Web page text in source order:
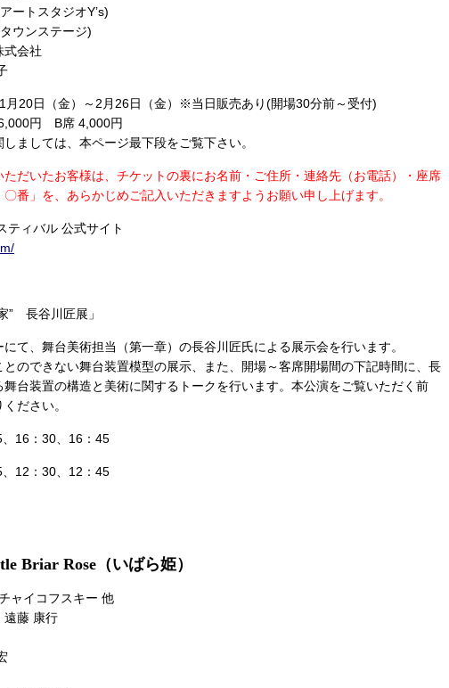
ートスタジオY’s)
ウンステージ)
会社
月20日（金）～2月26日（金）※当日販売あり(開場30分前～受付)
円 B席 4,000円
ましては、本ページ最下段をご覧下さい。
だいたお客様は、チケットの裏にお名前・ご住所・連絡先（お電話）・座席
番」を、あらかじめご記入いただきますようお願い申し上げます。
ティバル 公式サイト
” 長谷川匠展」
て、舞台美術担当（第一章）の長谷川匠氏による展示会を行います。
のできない舞台装置模型の展示、また、開場～客席開場間の下記時間に、長
台装置の構造と美術に関するトークを行います。本公演をご覧いただく前
ださい。
16：30、16：45
12：30、12：45
Briar Rose（いばら姫）
ャイコフスキー 他
遠藤 康行